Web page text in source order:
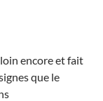
encore et fait
que le